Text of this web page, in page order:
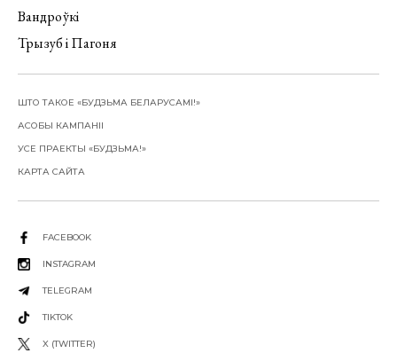
Вандроўкі
Трызуб і Пагоня
ШТО ТАКОЕ «БУДЗЬМА БЕЛАРУСАМІ!»
АСОБЫ КАМПАНІІ
УСЕ ПРАЕКТЫ «БУДЗЬМА!»
КАРТА САЙТА
FACEBOOK
INSTAGRAM
TELEGRAM
TIKTOK
X (TWITTER)